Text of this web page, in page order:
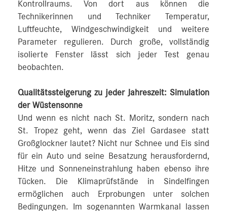
Kontrollraums. Von dort aus können die
Technikerinnen und Techniker Temperatur,
Luftfeuchte, Windgeschwindigkeit und weitere
Parameter regulieren. Durch große, vollständig
isolierte Fenster lässt sich jeder Test genau
beobachten.
Qualitätssteigerung zu jeder Jahreszeit: Simulation
der Wüstensonne
Und wenn es nicht nach St. Moritz, sondern nach
St. Tropez geht, wenn das Ziel Gardasee statt
Großglockner lautet? Nicht nur Schnee und Eis sind
für ein Auto und seine Besatzung herausfordernd,
Hitze und Sonneneinstrahlung haben ebenso ihre
Tücken. Die Klimaprüfstände in Sindelfingen
ermöglichen auch Erprobungen unter solchen
Bedingungen. Im sogenannten Warmkanal lassen